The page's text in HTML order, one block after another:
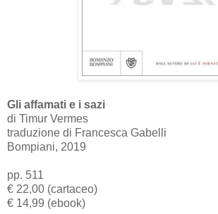
Gli affamati e i sazi
di Timur Vermes
traduzione di Francesca Gabelli
Bompiani, 2019
pp. 511
€ 22,00 (cartaceo)
€ 14,99 (ebook)